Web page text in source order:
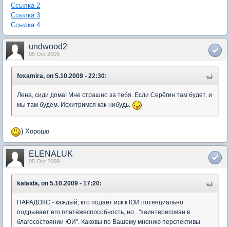
Ссылка 2
Ссылка 3
Ссылка 4
undwood2
05 Oct 2009
foxamira, on 5.10.2009 - 22:30:
Лена, сиди дома! Мне страшно за тебя. Если Серёгин там будет, и
мы там будем. Исхитримся как-нибудь.
) Хорошо
ELENALUK
05 Oct 2009
kalaida, on 5.10.2009 - 17:20:
ПАРАДОКС - каждый, кто подаёт иск к ЮИ потенциально
подрывает его платёжеспособность, но..."заинтересован в
благосостоянии ЮИ". Каковы по Вашему мнению перспективы